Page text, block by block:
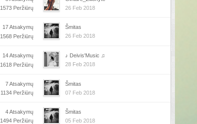
1573 Peržiūrų
26 Feb 2018
17 Atsakymų
1568 Peržiūrų
Šmitas
26 Feb 2018
14 Atsakymų
1618 Peržiūrų
♪ Deivis'Music ♫
28 Feb 2018
7 Atsakymų
1134 Peržiūrų
Šmitas
07 Feb 2018
4 Atsakymų
1494 Peržiūrų
Šmitas
05 Feb 2018